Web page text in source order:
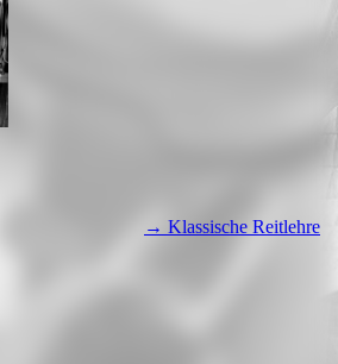
→ Klassische Reitlehre